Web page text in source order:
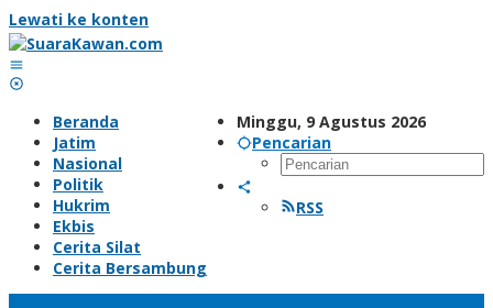
Lewati ke konten
Minggu, 9 Agustus 2026
Pencarian
RSS
Beranda
Jatim
Nasional
Politik
Hukrim
Ekbis
Cerita Silat
Cerita Bersambung